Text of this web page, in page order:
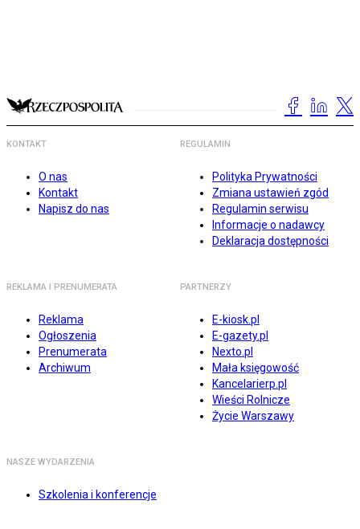
KONTAKT
O nas
Kontakt
Napisz do nas
REGULAMIN
Polityka Prywatności
Zmiana ustawień zgód
Regulamin serwisu
Informacje o nadawcy
Deklaracja dostępności
REKLAMA I PRENUMERATA
Reklama
Ogłoszenia
Prenumerata
Archiwum
PARTNERZY
E-kiosk.pl
E-gazety.pl
Nexto.pl
Mała księgowość
Kancelarierp.pl
Wieści Rolnicze
Życie Warszawy
NASZE WYDARZENIA
Szkolenia i konferencje